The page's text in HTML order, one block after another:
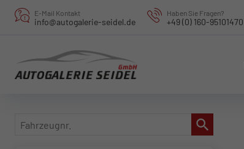
E-Mail Kontakt
info@autogalerie-seidel.de
Haben Sie Fragen?
+49 (0) 160-95101470
Fahrzeugnr.